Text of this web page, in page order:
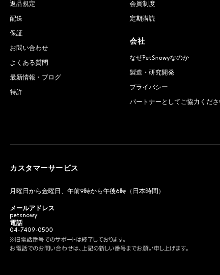
返品規定
配送
保証
お問い合わせ
よくある質問
最新情報・ブログ
特許
会員制度
定期購読
会社
なぜPetSnowyなのか
製造・研究開発
プライバシー
パートナーとしてご協力くださ
カスタマーサービス
月曜日から金曜日、午前9時から午後6時（日本時間）
メールアドレス
petsnowy
電話
04-7409-0500
※旧電話番号でのサポートは終了しております。
お電話でのお問い合わせは、上記の新しい番号までお願い申し上げます。